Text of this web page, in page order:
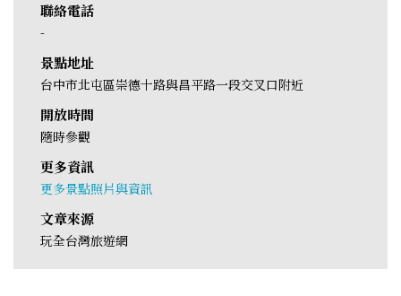
聯絡電話
-
景點地址
台中市北屯區崇德十路與昌平路一段交叉口附近
開放時間
隨時參觀
更多資訊
更多景點照片與資訊
文章來源
玩全台灣旅遊網